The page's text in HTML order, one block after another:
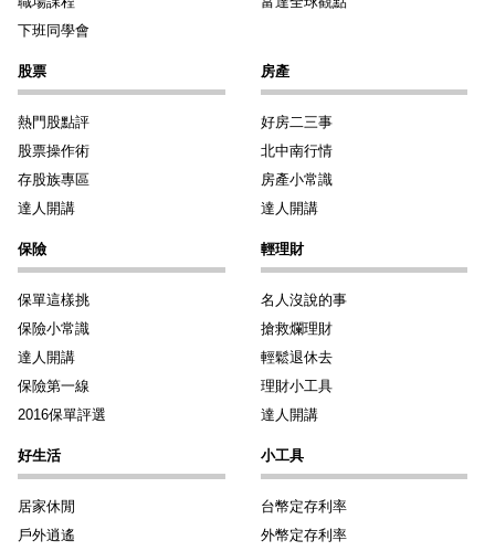
下班同學會
股票
熱門股點評
股票操作術
存股族專區
達人開講
房產
好房二三事
北中南行情
房產小常識
達人開講
保險
保單這樣挑
保險小常識
達人開講
保險第一線
2016保單評選
輕理財
名人沒說的事
搶救爛理財
輕鬆退休去
理財小工具
達人開講
好生活
居家休閒
戶外逍遙
小工具
台幣定存利率
外幣定存利率